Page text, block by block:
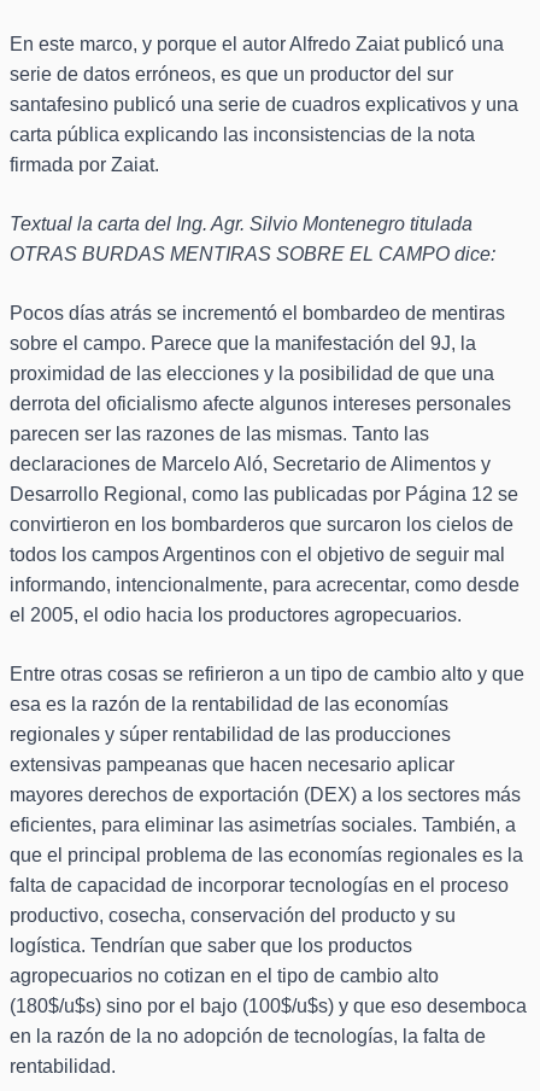
En este marco, y porque el autor Alfredo Zaiat publicó una
serie de datos erróneos, es que un productor del sur
santafesino publicó una serie de cuadros explicativos y una
carta pública explicando las inconsistencias de la nota
firmada por Zaiat.
Textual la carta del Ing. Agr. Silvio Montenegro titulada
OTRAS BURDAS MENTIRAS SOBRE EL CAMPO dice:
Pocos días atrás se incrementó el bombardeo de mentiras
sobre el campo. Parece que la manifestación del 9J, la
proximidad de las elecciones y la posibilidad de que una
derrota del oficialismo afecte algunos intereses personales
parecen ser las razones de las mismas. Tanto las
declaraciones de Marcelo Aló, Secretario de Alimentos y
Desarrollo Regional, como las publicadas por Página 12 se
convirtieron en los bombarderos que surcaron los cielos de
todos los campos Argentinos con el objetivo de seguir mal
informando, intencionalmente, para acrecentar, como desde
el 2005, el odio hacia los productores agropecuarios.
Entre otras cosas se refirieron a un tipo de cambio alto y que
esa es la razón de la rentabilidad de las economías
regionales y súper rentabilidad de las producciones
extensivas pampeanas que hacen necesario aplicar
mayores derechos de exportación (DEX) a los sectores más
eficientes, para eliminar las asimetrías sociales. También, a
que el principal problema de las economías regionales es la
falta de capacidad de incorporar tecnologías en el proceso
productivo, cosecha, conservación del producto y su
logística. Tendrían que saber que los productos
agropecuarios no cotizan en el tipo de cambio alto
(180$/u$s) sino por el bajo (100$/u$s) y que eso desemboca
en la razón de la no adopción de tecnologías, la falta de
rentabilidad.